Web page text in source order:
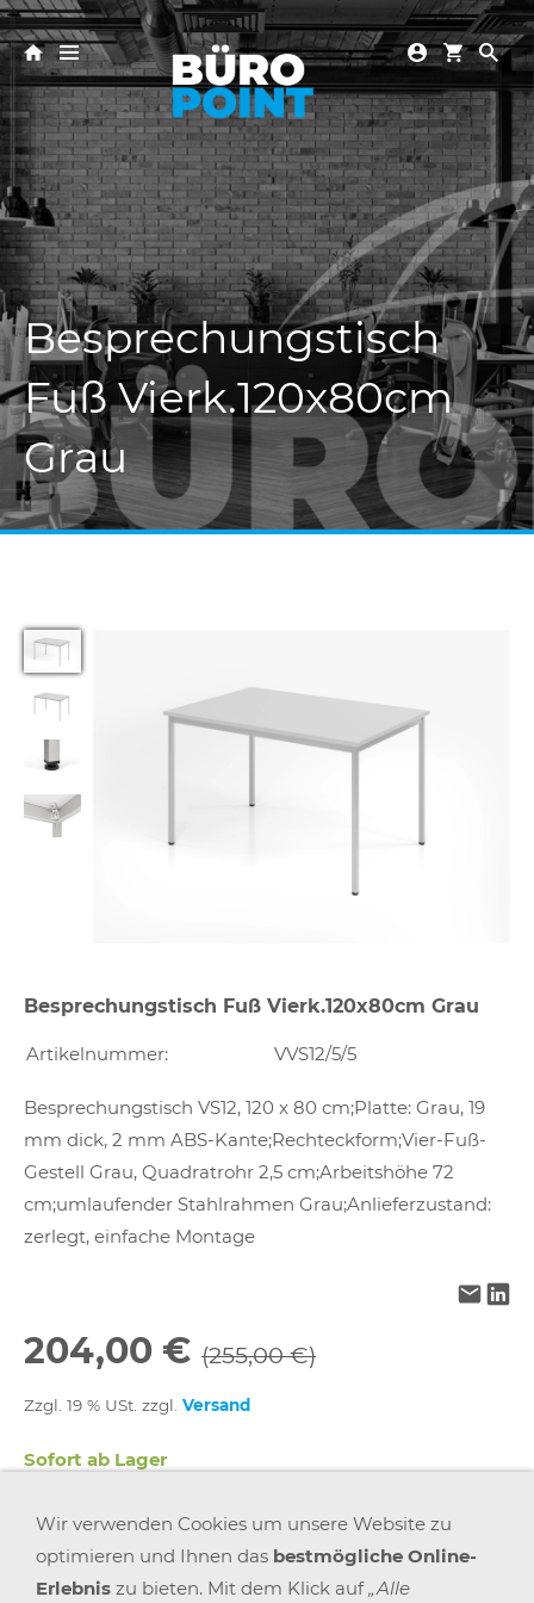
Besprechungstisch
Fuß Vierk.120x80cm
Grau
Besprechungstisch Fuß Vierk.120x80cm Grau
Artikelnummer: VVS12/5/5
Besprechungstisch VS12, 120 x 80 cm;Platte: Grau, 19
mm dick, 2 mm ABS-Kante;Rechteckform;Vier-Fuß-
Gestell Grau, Quadratrohr 2,5 cm;Arbeitshöhe 72
cm;umlaufender Stahlrahmen Grau;Anlieferzustand:
zerlegt, einfache Montage
204,00 € (255,00 €)
Zzgl. 19 % USt. zzgl. Versand
Sofort ab Lager
Wir verwenden Cookies um unsere Website zu
optimieren und Ihnen das bestmögliche Online-
Erlebnis zu bieten. Mit dem Klick auf„Alle